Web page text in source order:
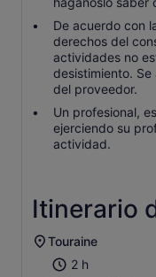
De acuerdo con
derechos del
actividades no
desistimiento.
del proveedor.
Un profesional,
ejerciendo su
actividad.
Itinerario
Touraine
2 h